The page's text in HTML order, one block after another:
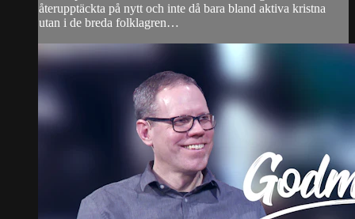
återupptäckta på nytt och inte då bara bland aktiva kristna
utan i de breda folklagren…